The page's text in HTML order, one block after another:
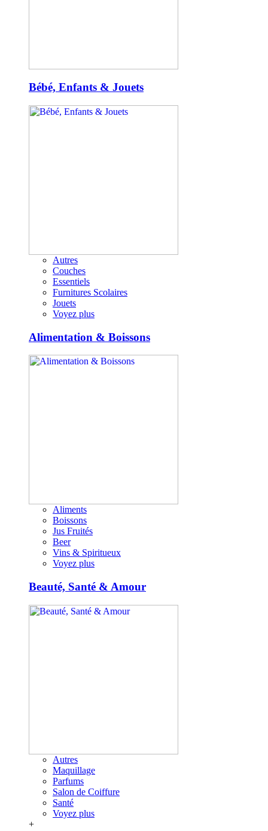
Bébé, Enfants & Jouets
Autres
Couches
Essentiels
Furnitures Scolaires
Jouets
Voyez plus
Alimentation & Boissons
Aliments
Boissons
Jus Fruités
Beer
Vins & Spiritueux
Voyez plus
Beauté, Santé & Amour
Autres
Maquillage
Parfums
Salon de Coiffure
Santé
Voyez plus
+